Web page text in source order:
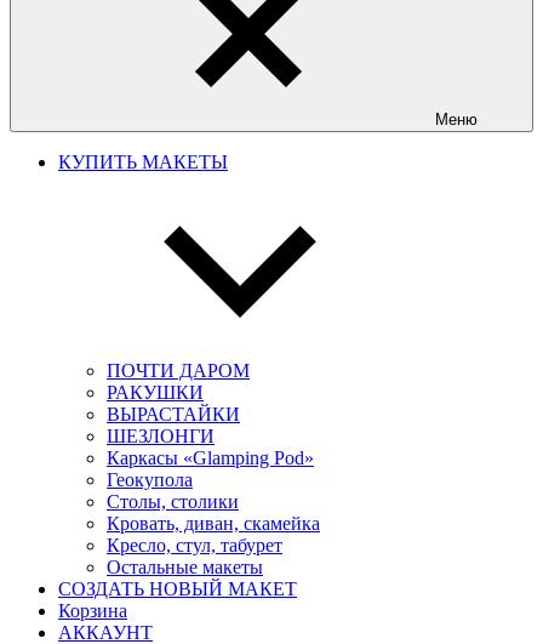
Меню
КУПИТЬ МАКЕТЫ
ПОЧТИ ДАРОМ
РАКУШКИ
ВЫРАСТАЙКИ
ШЕЗЛОНГИ
Каркасы «Glamping Pod»
Геокупола
Столы, столики
Кровать, диван, скамейка
Кресло, стул, табурет
Остальные макеты
СОЗДАТЬ НОВЫЙ МАКЕТ
Корзина
АККАУНТ